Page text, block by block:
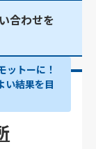
合わせを
ットーに！
い結果を目